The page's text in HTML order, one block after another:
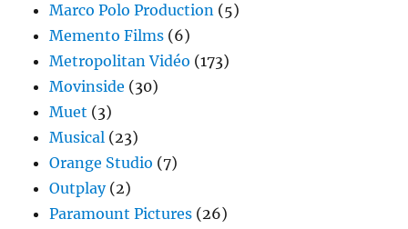
Marco Polo Production (5)
Memento Films (6)
Metropolitan Vidéo (173)
Movinside (30)
Muet (3)
Musical (23)
Orange Studio (7)
Outplay(2)
Paramount Pictures (26)